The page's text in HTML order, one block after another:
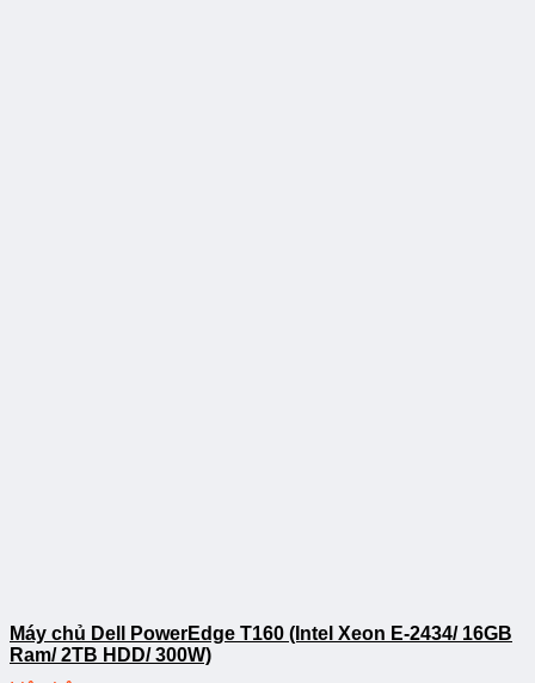
Máy chủ Dell PowerEdge T160 (Intel Xeon E-2434/ 16GB
Ram/ 2TB HDD/ 300W)